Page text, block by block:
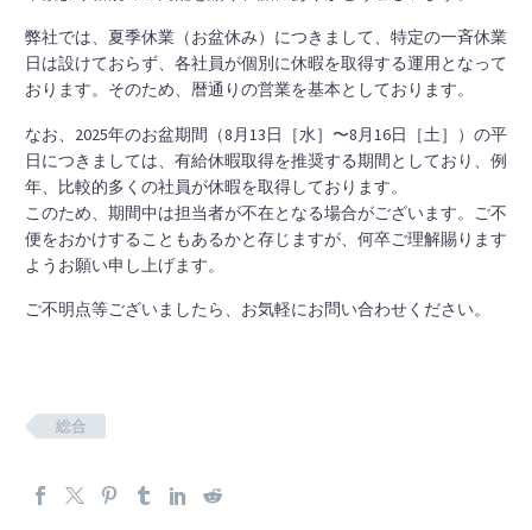
弊社では、夏季休業（お盆休み）につきまして、特定の一斉休業
日は設けておらず、各社員が個別に休暇を取得する運用となって
おります。そのため、暦通りの営業を基本としております。
なお、2025年のお盆期間（8月13日［水］〜8月16日［土］）の平
日につきましては、有給休暇取得を推奨する期間としており、例
年、比較的多くの社員が休暇を取得しております。
このため、期間中は担当者が不在となる場合がございます。ご不
便をおかけすることもあるかと存じますが、何卒ご理解賜ります
ようお願い申し上げます。
ご不明点等ございましたら、お気軽にお問い合わせください。
総合